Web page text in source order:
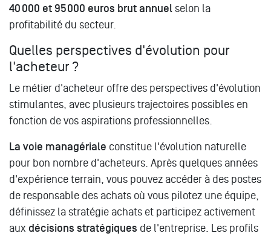
40 000 et 95 000 euros brut annuel selon la
profitabilité du secteur.
Quelles perspectives d'évolution pour
l'acheteur ?
Le métier d'acheteur offre des perspectives d'évolution
stimulantes, avec plusieurs trajectoires possibles en
fonction de vos aspirations professionnelles.
La voie managériale constitue l'évolution naturelle
pour bon nombre d'acheteurs. Après quelques années
d'expérience terrain, vous pouvez accéder à des postes
de responsable des achats où vous pilotez une équipe,
définissez la stratégie achats et participez activement
aux décisions stratégiques de l'entreprise. Les profils